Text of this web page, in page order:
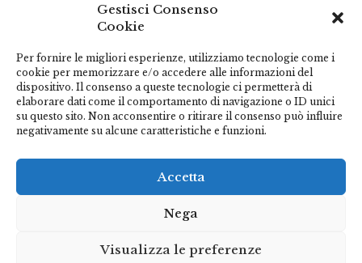
Gestisci Consenso
Cookie
Per fornire le migliori esperienze, utilizziamo tecnologie come i
cookie per memorizzare e/o accedere alle informazioni del
dispositivo. Il consenso a queste tecnologie ci permetterà di
elaborare dati come il comportamento di navigazione o ID unici
su questo sito. Non acconsentire o ritirare il consenso può influire
negativamente su alcune caratteristiche e funzioni.
Accetta
Nega
Visualizza le preferenze
Email*